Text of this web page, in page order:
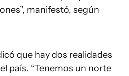
manifestó, según
que hay dos realidades
país. “Tenemos un norte